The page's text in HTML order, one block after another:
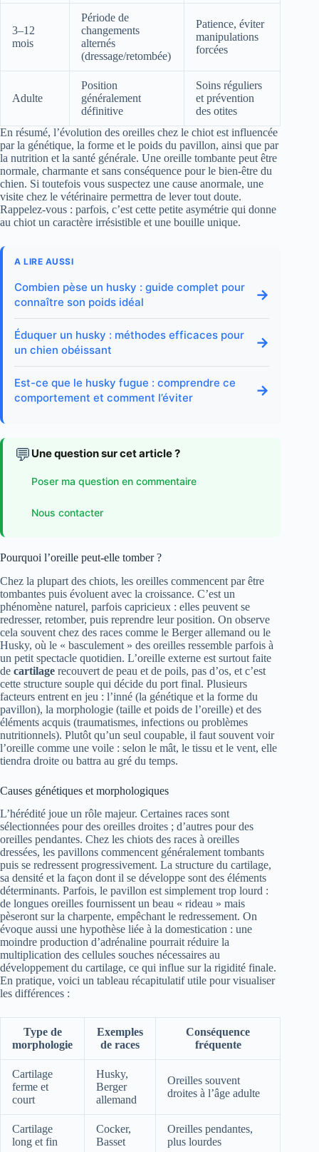
3–12
mois
Période de
changements
alternés
(dressage/retombée)
Patience, éviter
manipulations
forcées
Adulte
Position
généralement
définitive
Soins réguliers
et prévention
des otites
En résumé, l’évolution des oreilles chez le chiot est influencée
par la génétique, la forme et le poids du pavillon, ainsi que par
la nutrition et la santé générale. Une oreille tombante peut être
normale, charmante et sans conséquence pour le bien‑être du
chien. Si toutefois vous suspectez une cause anormale, une
visite chez le vétérinaire permettra de lever tout doute.
Rappelez-vous : parfois, c’est cette petite asymétrie qui donne
au chiot un caractère irrésistible et une bouille unique.
A LIRE AUSSI
Combien pèse un husky : guide complet pour
connaître son poids idéal
→
Éduquer un husky : méthodes efficaces pour
un chien obéissant
→
Est-ce que le husky fugue : comprendre ce
comportement et comment l’éviter
→
💬 Une question sur cet article ?
Poser ma question en commentaire
Nous contacter
Pourquoi l’oreille peut-elle tomber ?
Chez la plupart des chiots, les oreilles commencent par être
tombantes puis évoluent avec la croissance. C’est un
phénomène naturel, parfois capricieux : elles peuvent se
redresser, retomber, puis reprendre leur position. On observe
cela souvent chez des races comme le Berger allemand ou le
Husky, où le « basculement » des oreilles ressemble parfois à
un petit spectacle quotidien. L’oreille externe est surtout faite
de cartilage recouvert de peau et de poils, pas d’os, et c’est
cette structure souple qui décide du port final. Plusieurs
facteurs entrent en jeu : l’inné (la génétique et la forme du
pavillon), la morphologie (taille et poids de l’oreille) et des
éléments acquis (traumatismes, infections ou problèmes
nutritionnels). Plutôt qu’un seul coupable, il faut souvent voir
l’oreille comme une voile : selon le mât, le tissu et le vent, elle
tiendra droite ou battra au gré du temps.
Causes génétiques et morphologiques
L’hérédité joue un rôle majeur. Certaines races sont
sélectionnées pour des oreilles droites ; d’autres pour des
oreilles pendantes. Chez les chiots des races à oreilles
dressées, les pavillons commencent généralement tombants
puis se redressent progressivement. La structure du cartilage,
sa densité et la façon dont il se développe sont des éléments
déterminants. Parfois, le pavillon est simplement trop lourd :
de longues oreilles fournissent un beau « rideau » mais
pèseront sur la charpente, empêchant le redressement. On
évoque aussi une hypothèse liée à la domestication : une
moindre production d’adrénaline pourrait réduire la
multiplication des cellules souches nécessaires au
développement du cartilage, ce qui influe sur la rigidité finale.
En pratique, voici un tableau récapitulatif utile pour visualiser
les différences :
Type de
morphologie
Exemples
de races
Conséquence
fréquente
Cartilage
ferme et
court
Husky,
Berger
allemand
Oreilles souvent
droites à l’âge adulte
Cartilage
long et fin
Cocker,
Basset
Oreilles pendantes,
plus lourdes